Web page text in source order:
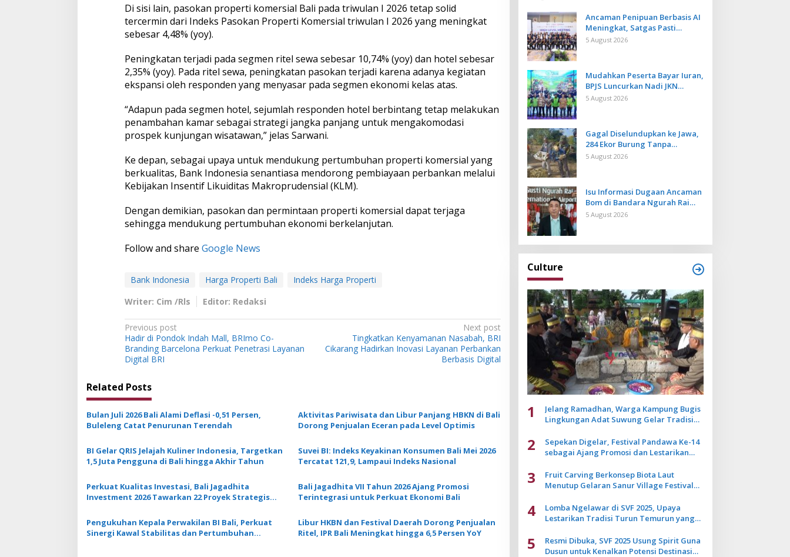
Di sisi lain, pasokan properti komersial Bali pada triwulan I 2026 tetap solid
tercermin dari Indeks Pasokan Properti Komersial triwulan I 2026 yang meningkat
sebesar 4,48% (yoy).
Peningkatan terjadi pada segmen ritel sewa sebesar 10,74% (yoy) dan hotel sebesar
2,35% (yoy). Pada ritel sewa, peningkatan pasokan terjadi karena adanya kegiatan
ekspansi oleh responden yang menyasar pada segmen ekonomi kelas atas.
“Adapun pada segmen hotel, sejumlah responden hotel berbintang tetap melakukan
penambahan kamar sebagai strategi jangka panjang untuk mengakomodasi
prospek kunjungan wisatawan,” jelas Sarwani.
Ke depan, sebagai upaya untuk mendukung pertumbuhan properti komersial yang
berkualitas, Bank Indonesia senantiasa mendorong pembiayaan perbankan melalui
Kebijakan Insentif Likuiditas Makroprudensial (KLM).
Dengan demikian, pasokan dan permintaan properti komersial dapat terjaga
sehingga mendukung pertumbuhan ekonomi berkelanjutan.
Follow and share Google News
Bank Indonesia Harga Properti Bali
Indeks Harga Properti
Writer: Cim /Rls
Editor: Redaksi
P
o
s
t
n
a
v
i
g
a
t
o
Previous post
Hadir di Pondok Indah Mall, BRImo Co-
Branding Barcelona Perkuat Penetrasi Layanan
Digital BRI
Next post
Tingkatkan Kenyamanan Nasabah, BRI
Cikarang Hadirkan Inovasi Layanan Perbankan
Berbasis Digital
Related Posts
Bulan Juli 2026 Bali Alami Deflasi -0,51 Persen,
Buleleng Catat Penurunan Terendah
Aktivitas Pariwisata dan Libur Panjang HBKN di Bali
Dorong Penjualan Eceran pada Level Optimis
BI Gelar QRIS Jelajah Kuliner Indonesia, Targetkan
1,5 Juta Pengguna di Bali hingga Akhir Tahun
Suvei BI: Indeks Keyakinan Konsumen Bali Mei 2026
Tercatat 121,9, Lampaui Indeks Nasional
Perkuat Kualitas Investasi, Bali Jagadhita
Investment 2026 Tawarkan 22 Proyek Strategis
Bali Jagadhita VII Tahun 2026 Ajang Promosi
Terintegrasi untuk Perkuat Ekonomi Bali
Pengukuhan Kepala Perwakilan BI Bali, Perkuat
Sinergi Kawal Stabilitas dan Pertumbuhan
Libur HKBN dan Festival Daerah Dorong Penjualan
Ritel, IPR Bali Meningkat hingga 6,5 Persen YoY
Ancaman Penipuan Berbasis AI
Meningkat, Satgas Pasti
Perkuat Penindakan dan
5 August 2026
Mudahkan Peserta Bayar Iuran,
BPJS Luncurkan Nadi JKN
dengan Mekanisme Menabung
5 August 2026
Gagal Diselundupkan ke Jawa,
284 Ekor Burung Tanpa
Dokumen Dilepasliarkan Cegah
5 August 2026
Isu Informasi Dugaan Ancaman
Bom di Bandara Ngurah Rai
Bali Tidak Benar, Operasional
5 August 2026
Culture
1
Jelang Ramadhan, Warga Kampung Bugis
Lingkungan Adat Suwung Gelar Tradisi
2
Sepekan Digelar, Festival Pandawa Ke-14
sebagai Ajang Promosi dan Lestarikan
3
Fruit Carving Berkonsep Biota Laut
Menutup Gelaran Sanur Village Festival
4
Lomba Ngelawar di SVF 2025, Upaya
Lestarikan Tradisi Turun Temurun yang
5
Resmi Dibuka, SVF 2025 Usung Spirit Guna
Dusun untuk Kenalkan Potensi Destinasi